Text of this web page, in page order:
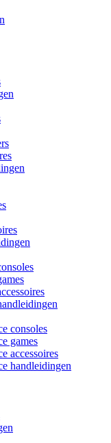
consoles
games
accessoires
handleidingen